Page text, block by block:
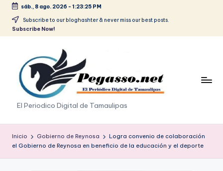
Saltar
sáb., 8 ago. 2026 - 1:23:26 PM
Subscribe to our bloghashter & never miss our best posts.
Subscribe Now!
p
e
g
a
El Periodico Digital de Tamaulipas
Inicio Gobierno de Reynosa
Logra convenio de colaboración
el Gobierno de Reynosa en beneficio de la educación y el deporte